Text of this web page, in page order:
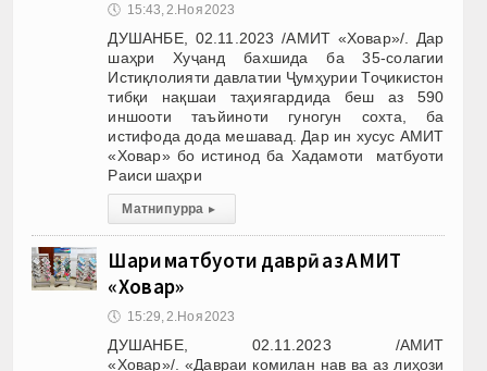
🕔 15:43, 2.Ноя 2023
ДУШАНБЕ, 02.11.2023 /АМИТ «Ховар»/. Дар
шаҳри Хуҷанд бахшида ба 35-солагии
Истиқлолияти давлатии Ҷумҳурии Тоҷикистон
тибқи нақшаи таҳиягардида беш аз 590
иншооти таъйиноти гуногун сохта, ба
истифода дода мешавад. Дар ин хусус АМИТ
«Ховар» бо истинод ба Хадамоти матбуоти
Раиси шаҳри
Матни пурра ▸
Шарҳи матбуоти даврӣ аз АМИТ
«Ховар»
🕔 15:29, 2.Ноя 2023
ДУШАНБЕ, 02.11.2023 /АМИТ
«Ховар»/. «Давраи комилан нав ва аз лиҳози